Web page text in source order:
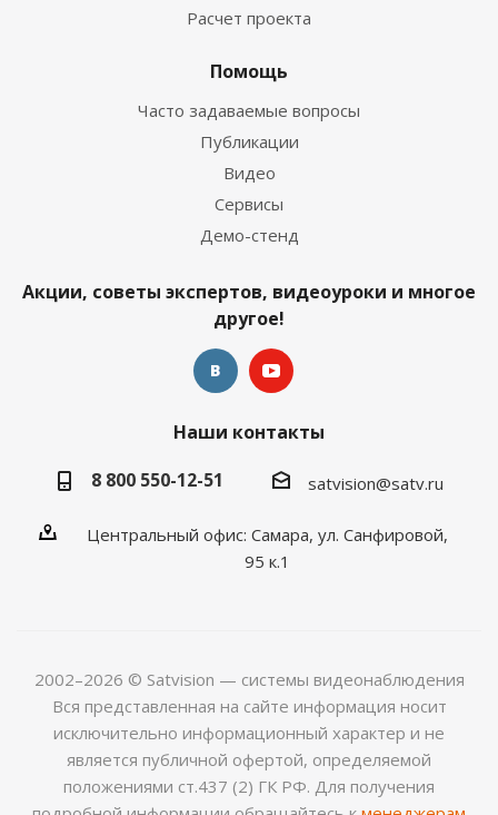
Расчет проекта
Помощь
Часто задаваемые вопросы
Публикации
Видео
Сервисы
Демо-стенд
Акции, советы экспертов, видеоуроки и многое
другое!
Наши контакты
8 800 550-12-51
satvision@satv.ru
Центральный офис: Самара, ул. Санфировой,
95 к.1
2002–2026 © Satvision — системы видеонаблюдения
Вся представленная на сайте информация носит
исключительно информационный характер и не
является публичной офертой, определяемой
положениями ст.437 (2) ГК РФ. Для получения